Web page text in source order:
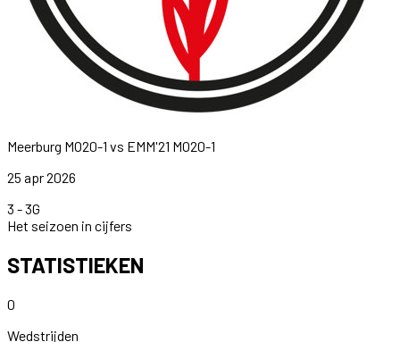
Meerburg MO20-1 vs EMM'21 MO20-1
25 apr 2026
3 -3G
Het seizoen in cijfers
STATISTIEKEN
0
Wedstrijden